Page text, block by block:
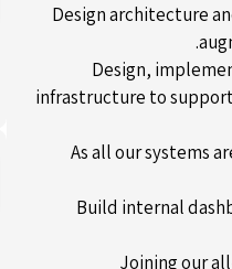
Design architecture
Design,
infrastructure to
As all our systems
Build internal
Joining our